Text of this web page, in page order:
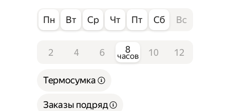
Пн Вт Ср Чт Пт Сб Вс
2 4 6 8
часов 10 12
Термосумка
Заказы подряд